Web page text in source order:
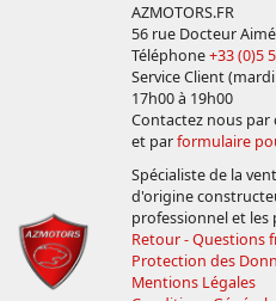
AZMOTORS.FR
56 rue Docteur
Téléphone+33 (0)5
Service Client
17h00 à 19h00
Contactez nous par
et parformulaire
Spécialiste de la
d'origine
professionnel et les
Retour - Questions
Protection des
Mentions Légales